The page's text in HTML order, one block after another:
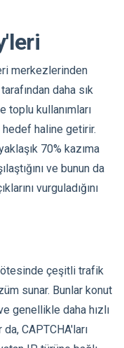
merkezlerinden
daha sık
toplu kullanımları
hedef haline getirir.
70% kazıma
ve bunun da
vurguladığını
çeşitli trafik
sunar. Bunlar konut
genellikle daha hızlı
CAPTCHA'ları